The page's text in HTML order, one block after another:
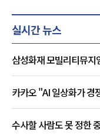
실시간 뉴스
삼성화재 모빌리티뮤
카카오 "AI 일상화가
수사할 사람도 못 정한